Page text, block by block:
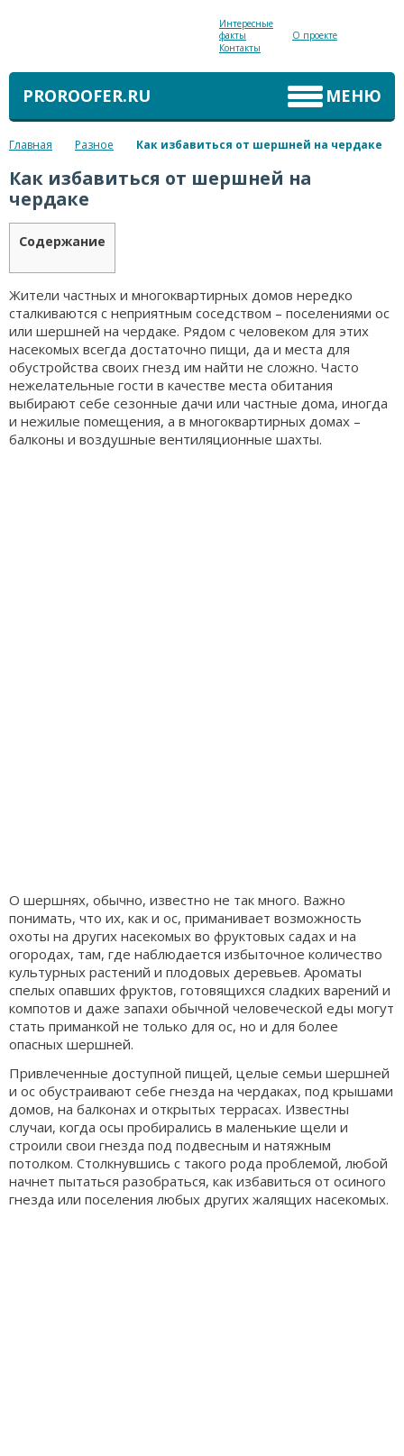
Интересные
факты
О проекте
Контакты
МЕНЮ
PROROOFER.RU
Главная Разное Как избавиться от шершней на чердаке
Как избавиться от шершней на
чердаке
Содержание
Жители частных и многоквартирных домов нередко
сталкиваются с неприятным соседством – поселениями ос
или шершней на чердаке. Рядом с человеком для этих
насекомых всегда достаточно пищи, да и места для
обустройства своих гнезд им найти не сложно. Часто
нежелательные гости в качестве места обитания
выбирают себе сезонные дачи или частные дома, иногда
и нежилые помещения, а в многоквартирных домах –
балконы и воздушные вентиляционные шахты.
О шершнях, обычно, известно не так много. Важно
понимать, что их, как и ос, приманивает возможность
охоты на других насекомых во фруктовых садах и на
огородах, там, где наблюдается избыточное количество
культурных растений и плодовых деревьев. Ароматы
спелых опавших фруктов, готовящихся сладких варений и
компотов и даже запахи обычной человеческой еды могут
стать приманкой не только для ос, но и для более
опасных шершней.
Привлеченные доступной пищей, целые семьи шершней
и ос обустраивают себе гнезда на чердаках, под крышами
домов, на балконах и открытых террасах. Известны
случаи, когда осы пробирались в маленькие щели и
строили свои гнезда под подвесным и натяжным
потолком. Столкнувшись с такого рода проблемой, любой
начнет пытаться разобраться, как избавиться от осиного
гнезда или поселения любых других жалящих насекомых.